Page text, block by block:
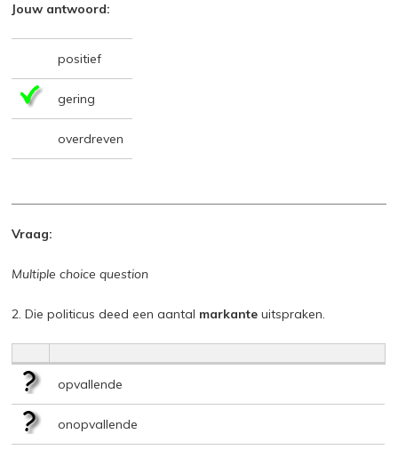
Jouw antwoord:
positief
gering
overdreven
Vraag:
Multiple choice question
2. Die politicus deed een aantal markante uitspraken.
opvallende
onopvallende